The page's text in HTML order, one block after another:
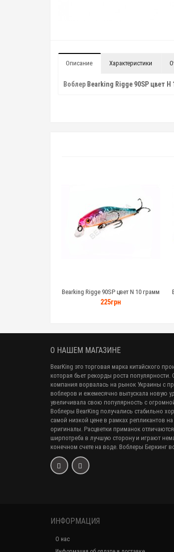
Описание Характеристики
Воблер Bearking Rigge 90SP цвет H
Bearking Rigge 90SP цвет N 10 грамм
225грн
О НАШЕМ МАГАЗИНЕ
BearKing это торговая марка китайского
которая бьет рекорды роста популярности.
компания ворвалась на рынок Украины с
воблеров и ежемесячно выпускала новую
увеличивала свою популярность с
Воблеры BearKing получались стабильно
самой низкой цене в рамках репликантов
оригиналы. Расцветки приманок отличаются
ширпотреба в лучшую сторону и играют
конечном счете на воде. Воблеры Беркинг
ИНФОРМАЦИЯ
О нас